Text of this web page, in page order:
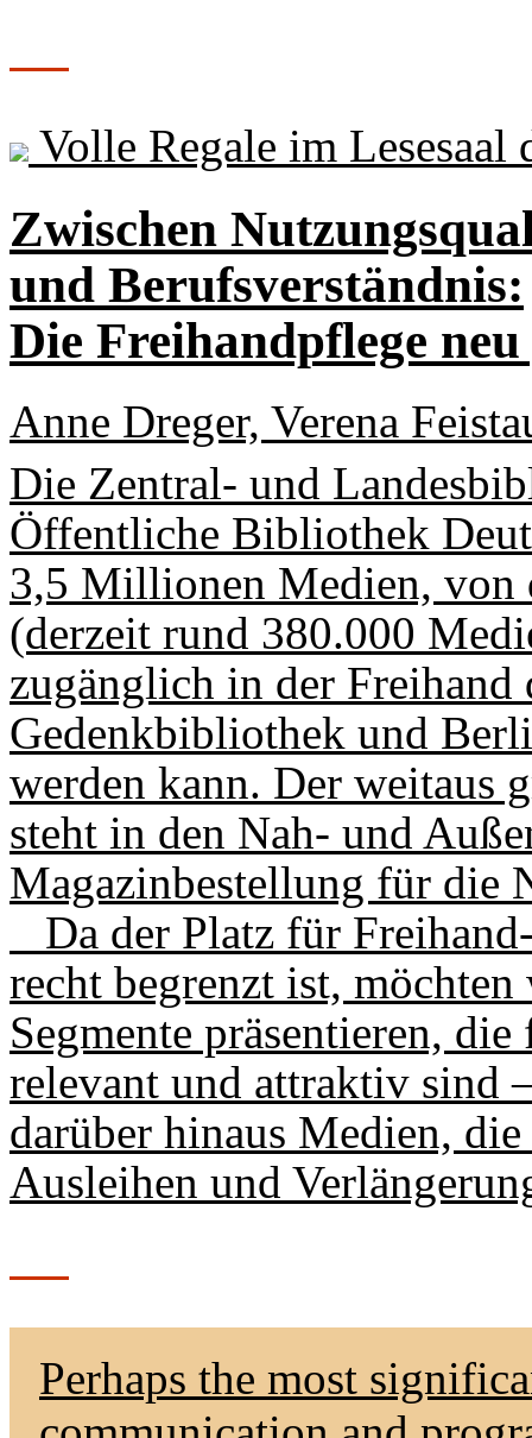
Volle Regale im
Zwischen
und Berufsverständnis:
Die Freihandpflege
Anne Dreger, Verena
Die Zentral- und
Öffentliche Bibliothek
3,5 Millionen Medien, von
(derzeit rund 380.000
zugänglich in der Freihand
Gedenkbibliothek und
werden kann. Der weitaus
steht in den Nah- und
Magazinbestellung für die
Da der Platz für
recht begrenzt ist,
Segmente präsentieren,
relevant und attraktiv sind
darüber hinaus Medien,
Ausleihen und
Perhaps the most